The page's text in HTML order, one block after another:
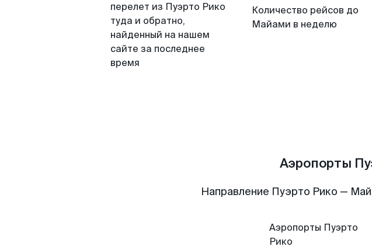
перелет из Пуэрто Рико
туда и обратно,
найденный на нашем
сайте за последнее
время
Количество рейсов до
Майами в неделю
Аэропорты
Направление Пуэрто Рико —
Аэропорты Пуэрто
Рико